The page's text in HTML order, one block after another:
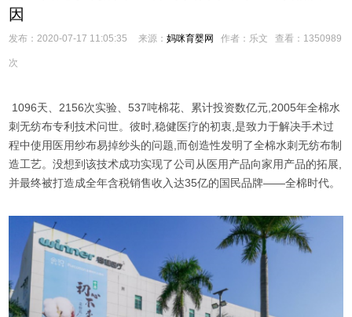
因
发布：2020-07-17 11:05:35 来源：妈咪育婴网 作者：乐文 查看： 1350989
次
1096天、2156次实验、537吨棉花、累计投资数亿元,2005年全棉水
刺无纺布专利技术问世。彼时,稳健医疗的初衷,是致力于解决手术过
程中使用医用纱布易掉纱头的问题,而创造性发明了全棉水刺无纺布制
造工艺。没想到该技术成功实现了公司从医用产品向家用产品的拓展,
并最终被打造成全年含税销售收入达35亿的国民品牌——全棉时代。